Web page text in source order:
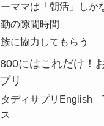
ママは「朝活」しか
の隙間時間
に協力してもらう
にはこれだけ！
リ
タディサプリEnglish